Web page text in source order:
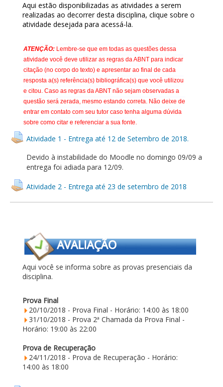
Aqui estão disponibilizadas as atividades a serem
realizadas ao decorrer desta disciplina, clique sobre o
atividade desejada para acessá-la.
ATENÇÃO: Lembre-se que em todas as questões dessa
atividade você deve utilizar as regras da ABNT para indicar
citação (no corpo do texto) e apresentar ao final de cada
resposta a(s) referência(s) bibliográfica(s) que você utilizou
e citou. Caso as regras da ABNT não sejam observadas a
questão será zerada, mesmo estando correta. Não deixe de
entrar em contato com seu tutor caso tenha alguma dúvida
sobre como citar e referenciar a sua fonte.
Atividade 1 - Entrega até 12 de Setembro de 2018.
Devido à instabilidade do Moodle no domingo 09/09 a
entrega foi adiada para 12/09.
Atividade 2 - Entrega até 23 de setembro de 2018
Aqui você se informa sobre as provas presenciais da
disciplina.
Prova Final
20/10/2018 - Prova Final - Horário: 14:00 às 18:00
31/10/2018 - Prova 2ª Chamada da Prova Final -
Horário: 19:00 às 22:00
Prova de Recuperação
24/11/2018 - Prova de Recuperação - Horário:
14:00 às 18:00